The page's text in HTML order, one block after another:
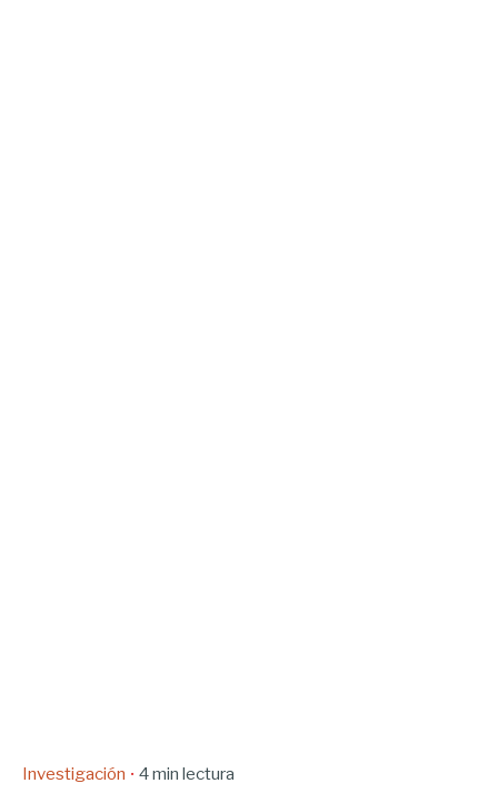
Investigación 4 min lectura